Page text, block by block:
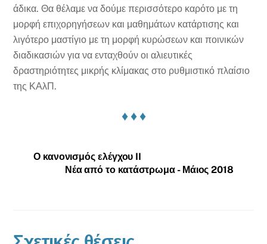
άδικα. Θα θέλαμε να δούμε περισσότερο καρότο με τη
μορφή επιχορηγήσεων και μαθημάτων κατάρτισης και
λιγότερο μαστίγιο με τη μορφή κυρώσεων και ποινικών
διαδικασιών για να ενταχθούν οι αλιευτικές
δραστηριότητες μικρής κλίμακας στο ρυθμιστικό πλαίσιο
της ΚΑλΠ.
♦ ♦ ♦
Ο κανονισμός ελέγχου II
Νέα από το κατάστρωμα - Μάιος 2018